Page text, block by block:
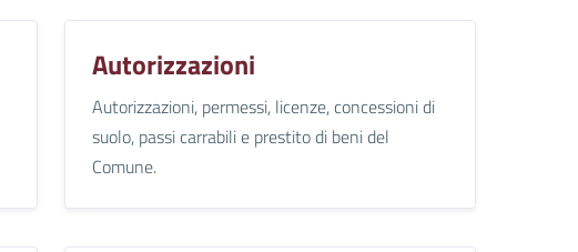
Autorizzazioni
Autorizzazioni, permessi, licenze, concessioni di
suolo, passi carrabili e prestito di beni del
Comune.